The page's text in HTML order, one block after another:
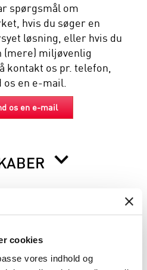
cookies
vores indhold og
spørgsmål om
hvis du søger en
løsning, eller hvis du
(mere) miljøvenlig
kontakt os pr. telefon,
en e-mail.
os en e-mail
DU BESTILLLER